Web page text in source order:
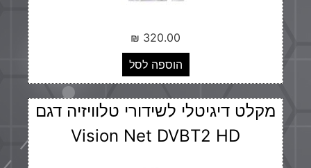
320.00
₪
הוספה לסל
מקלט דיגיטלי לשידורי טלוויזיה דגם
Vision Net DVBT2 HD